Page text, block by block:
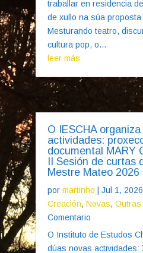
traballar en residencia
de xullo na súa
Mesturando teatro,
cultura pop, o...
leer más
O IESCHA
actividades:
documental MARY
II Sesión de curtas
Mestre Mateo 2026
por martinho Jul 1, 2026
Creación, Novas, Outras
Comentario
O Instituto de Estudos
dúas novas actividades: